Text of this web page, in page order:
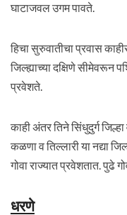
घाटाजवल उगम पावते.
हिचा सुरुवातीचा प्रवास
जिल्ह्याच्या दक्षिणे सीमेवरून
प्रवेशते.
काही अंतर तिने सिंधुदुर्ग
कळणा व तिल्लारी या नद्या
गोवा राज्यात प्रवेशतात. पुढे
धरणे